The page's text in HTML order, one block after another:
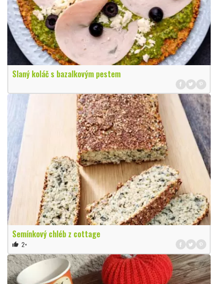
Slaný koláč s bazalkovým pestem
Semínkový chléb z cottage
thumb_up 2×